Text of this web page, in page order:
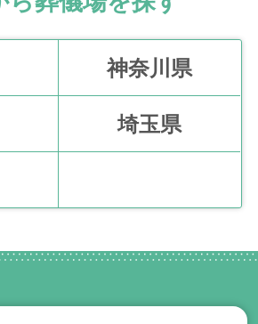
神奈川県
埼玉県